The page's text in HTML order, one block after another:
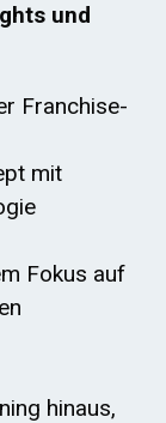
und
Franchise-
mit
Fokus auf
hinaus,